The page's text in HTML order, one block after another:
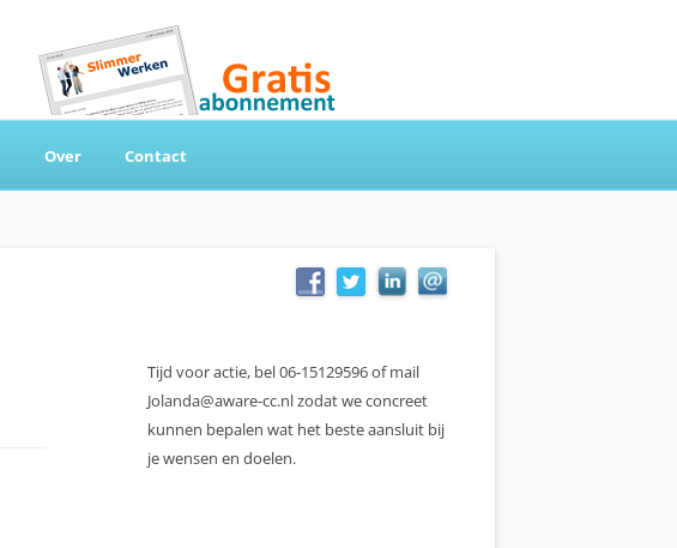
Over Contact
Tijd voor actie, bel 06-15129596 of mail
Jolanda@aware-cc.nl zodat we concreet
kunnen bepalen wat het beste aansluit bij
je wensen en doelen.